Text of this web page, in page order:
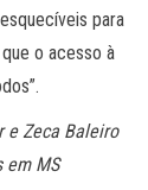
para
o acesso à
e Zeca Baleiro
em MS